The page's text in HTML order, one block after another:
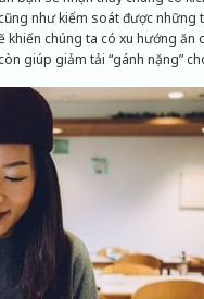
như kiểm soát được những
chúng ta có xu hướng ăn
giúp giảm tải “gánh nặng”